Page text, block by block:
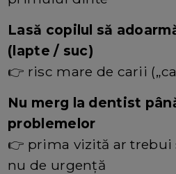
Lasă copilul să
(lapte / suc)
👉 risc mare de carii
Nu merg la dentist
problemelor
👉 prima vizită ar trebui
nu de urgență